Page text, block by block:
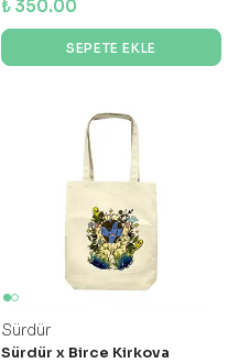
₺ 350.00
SEPETE EKLE
Sürdür
Sürdür x Birce Kirkova